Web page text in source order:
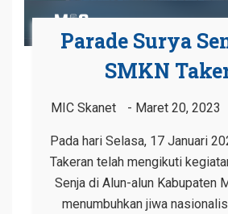
Parade Surya
SMKN
MIC Skanet Maret 20, 2023
Pada hari Selasa, 17 Januari
Takeran telah mengikuti
Senja di Alun-alun Kabupaten
menumbuhkan jiwa